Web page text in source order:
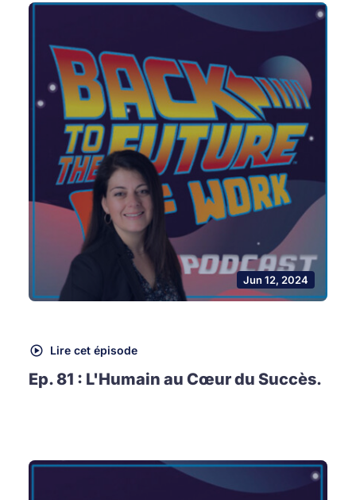
Jun 12, 2024
Lire cet épisode
Ep. 81 : L'Humain au Cœur du Succès.